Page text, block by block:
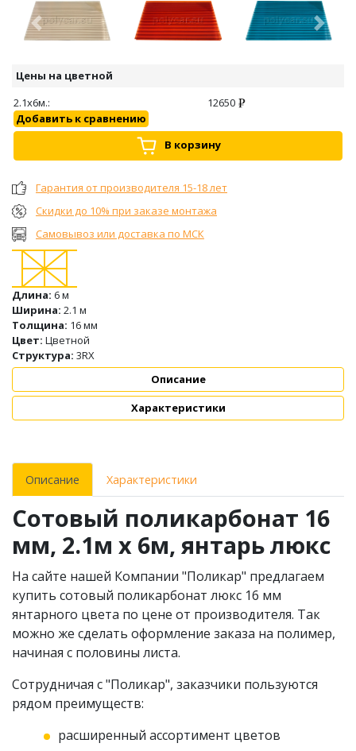
Предыдущий
Цены на цветной
2.1х6м.:
12650
Добавить к сравнению
В корзину
Гарантия от производителя 15-18 лет
Скидки до 10% при заказе монтажа
Самовывоз или доставка по МСК
Длина: 6 м
Ширина: 2.1 м
Толщина: 16 мм
Цвет: Цветной
Структура: 3RX
Описание
Характеристики
Описание Характеристики
Сотовый поликарбонат 16
мм, 2.1м х 6м, янтарь люкс
На сайте нашей Компании "Поликар" предлагаем
купить сотовый поликарбонат люкс 16 мм
янтарного цвета по цене от производителя. Так
можно же сделать оформление заказа на полимер,
начиная с половины листа.
Сотрудничая с "Поликар", заказчики пользуются
рядом преимуществ:
расширенный ассортимент цветов